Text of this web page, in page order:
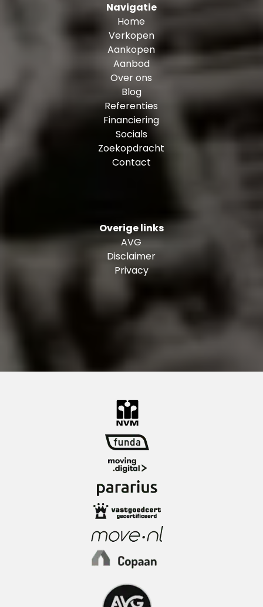
Navigatie
Home
Verkopen
Aankopen
Aanbod
Over ons
Blog
Referenties
Financiering
Socials
Zoekopdracht
Contact
Overige links
AVG
Disclaimer
Privacy